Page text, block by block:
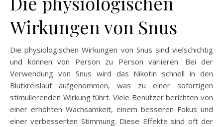
Wirkungen von Snus
Die physiologischen Wirkungen von Snus sind vielschichtig
und können von Person zu Person variieren. Bei der
Verwendung von Snus wird das Nikotin schnell in den
Blutkreislauf aufgenommen, was zu einer sofortigen
stimulierenden Wirkung führt. Viele Benutzer berichten von
einer erhöhten Wachsamkeit, einem besseren Fokus und
einer verbesserten Stimmung. Diese Effekte sind oft der